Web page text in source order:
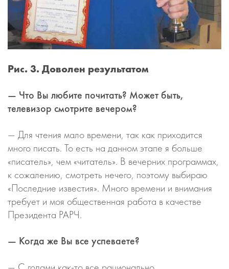
Рис. 3. Доволен результатом
— Что Вы любите почитать? Может быть,
телевизор смотрите вечером?
— Для чтения мало времени, так как приходится
много писать. То есть на данном этапе я больше
«писатель», чем «читатель». В вечерних программах,
к сожалению, смотреть нечего, поэтому выбираю
«Последние известия». Много времени и внимания
требует и моя общественная работа в качестве
Президента РАРЧ.
— Когда же Вы все успеваете?